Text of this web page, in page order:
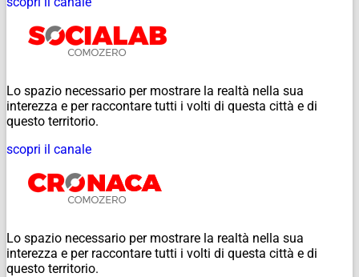
Lo spazio necessario per mostrare la realtà nella sua
interezza e per raccontare tutti i volti di questa città e di
questo territorio.
scopri il canale
Lo spazio necessario per mostrare la realtà nella sua
interezza e per raccontare tutti i volti di questa città e di
questo territorio.